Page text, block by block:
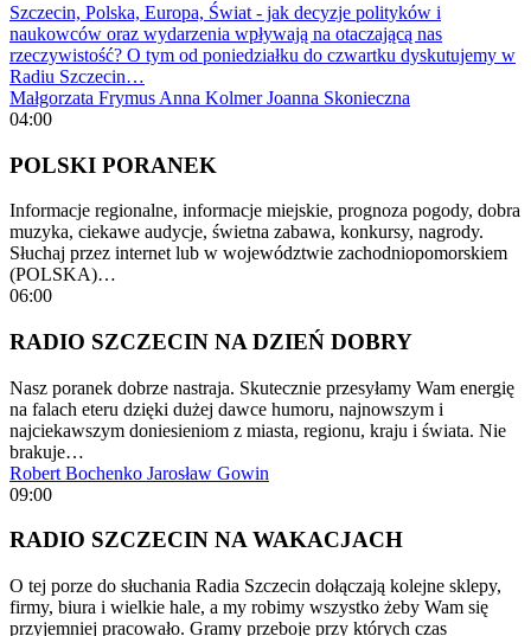
Szczecin, Polska, Europa, Świat - jak decyzje polityków i
naukowców oraz wydarzenia wpływają na otaczającą nas
rzeczywistość? O tym od poniedziałku do czwartku dyskutujemy w
Radiu Szczecin…
Małgorzata Frymus Anna Kolmer Joanna Skonieczna
04:00
POLSKI PORANEK
Informacje regionalne, informacje miejskie, prognoza pogody, dobra
muzyka, ciekawe audycje, świetna zabawa, konkursy, nagrody.
Słuchaj przez internet lub w województwie zachodniopomorskiem
(POLSKA)…
06:00
RADIO SZCZECIN NA DZIEŃ DOBRY
Nasz poranek dobrze nastraja. Skutecznie przesyłamy Wam energię
na falach eteru dzięki dużej dawce humoru, najnowszym i
najciekawszym doniesieniom z miasta, regionu, kraju i świata. Nie
brakuje…
Robert Bochenko Jarosław Gowin
09:00
RADIO SZCZECIN NA WAKACJACH
O tej porze do słuchania Radia Szczecin dołączają kolejne sklepy,
firmy, biura i wielkie hale, a my robimy wszystko żeby Wam się
przyjemniej pracowało. Gramy przeboje przy których czas